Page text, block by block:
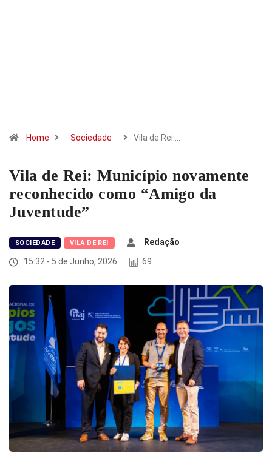
Home Sociedade Vila de Rei:…
Vila de Rei: Município novamente
reconhecido como “Amigo da
Juventude”
SOCIEDADE VILA DE REI
Redação
15:32 - 5 de Junho, 2026
69